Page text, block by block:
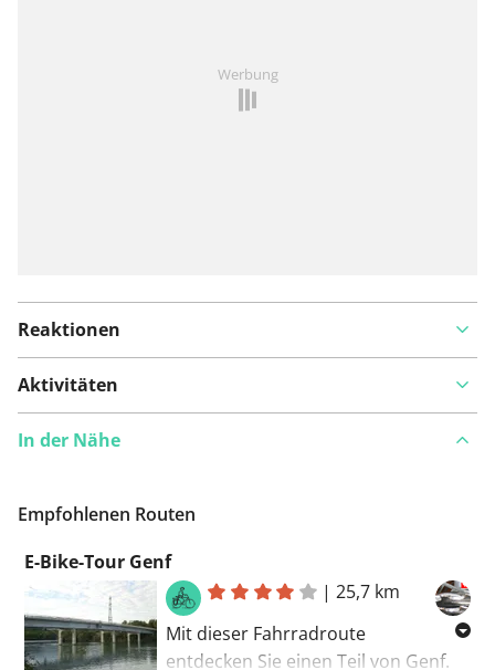
Werbung
Reaktionen
Aktivitäten
In der Nähe
Empfohlenen Routen
E-Bike-Tour Genf
|25,7 km
Mit dieser Fahrradroute
entdecken Sie einen Teil von Genf.